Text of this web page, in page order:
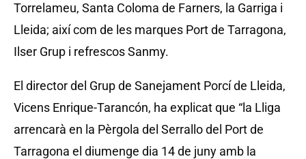
Torrelameu, Santa Coloma de Farners, la Garriga i
Lleida; així com de les marques Port de Tarragona,
Ilser Grup i refrescos Sanmy.
El director del Grup de Sanejament Porcí de Lleida,
Vicens Enrique-Tarancón, ha explicat que “la Lliga
arrencarà en la Pèrgola del Serrallo del Port de
Tarragona el diumenge dia 14 de juny amb la